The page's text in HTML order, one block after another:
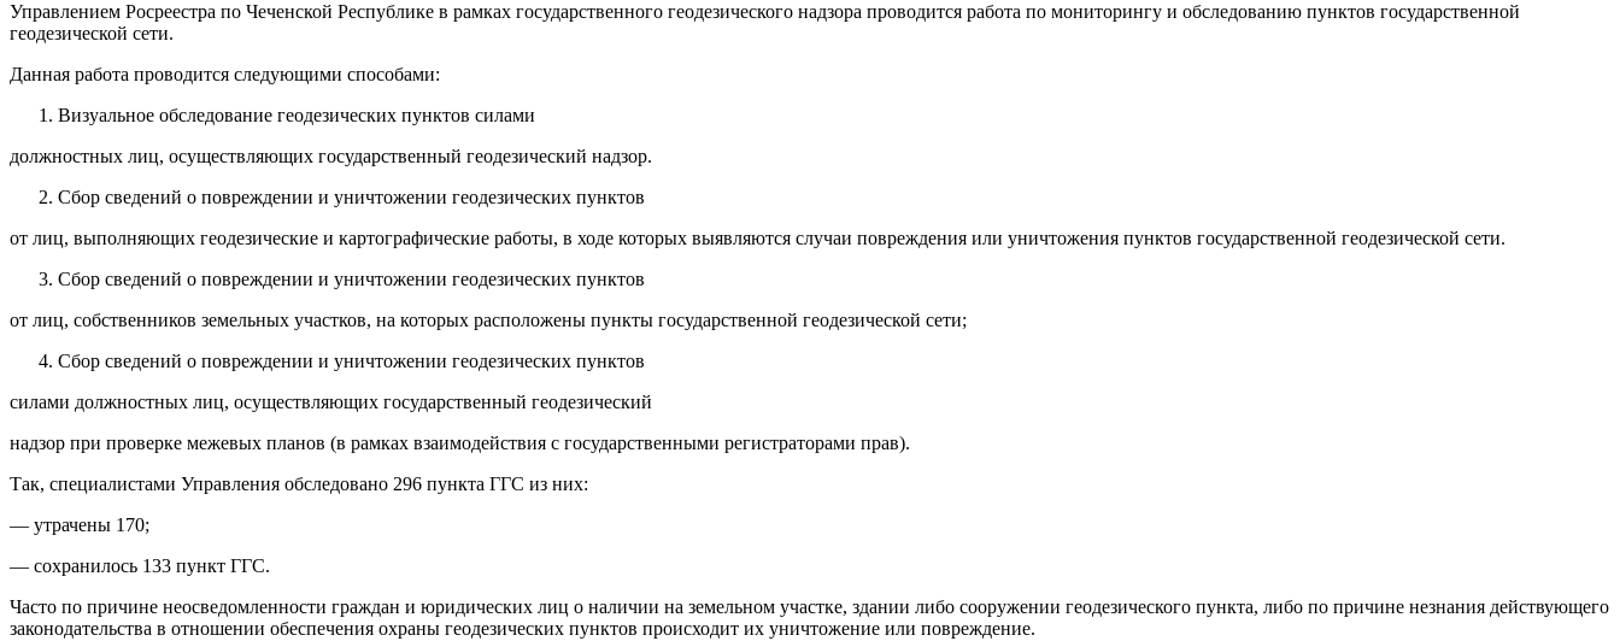
Управлением Росреестра по Чеченской Республике в рамках государственного геодезического надзора проводится работа по мониторингу и обследованию пунктов государственной
геодезической сети.
Данная работа проводится следующими способами:
Визуальное обследование геодезических пунктов силами
должностных лиц, осуществляющих государственный геодезический надзор.
Сбор сведений о повреждении и уничтожении геодезических пунктов
от лиц, выполняющих геодезические и картографические работы, в ходе которых выявляются случаи повреждения или уничтожения пунктов государственной геодезической сети.
Сбор сведений о повреждении и уничтожении геодезических пунктов
от лиц, собственников земельных участков, на которых расположены пункты государственной геодезической сети;
Сбор сведений о повреждении и уничтожении геодезических пунктов
силами должностных лиц, осуществляющих государственный геодезический
надзор при проверке межевых планов (в рамках взаимодействия с государственными регистраторами прав).
Так, специалистами Управления обследовано 296 пункта ГГС из них:
— утрачены 170;
— сохранилось 133 пункт ГГС.
Часто по причине неосведомленности граждан и юридических лиц о наличии на земельном участке, здании либо сооружении геодезического пункта, либо по причине незнания действующего
законодательства в отношении обеспечения охраны геодезических пунктов происходит их уничтожение или повреждение.